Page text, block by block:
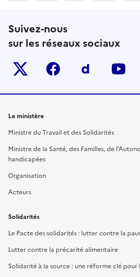
Suivez-nous
sur les réseaux sociaux
Twitter-x facebook
Le ministère
Ministre du Travail et des Solidarités
Ministre de la Santé, des Familles, de
handicapées
Organisation
Acteurs
Solidarités
Le Pacte des solidarités : lutter contre la
Lutter contre la précarité alimentaire
Solidarité à la source : une réforme clé pour